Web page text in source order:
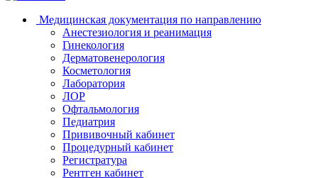
Медицинская документация по направлению
Анестезиология и реанимация
Гинекология
Дерматовенерология
Косметология
Лаборатория
ЛОР
Офтальмология
Педиатрия
Прививочный кабинет
Процедурный кабинет
Регистратура
Рентген кабинет